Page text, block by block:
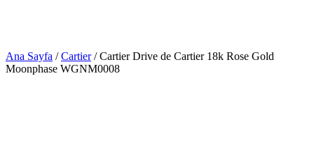
Ana Sayfa /Cartier/ Cartier Drive de Cartier 18k Rose Gold
Moonphase WGNM0008